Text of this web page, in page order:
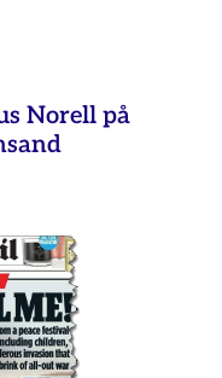
Norell på